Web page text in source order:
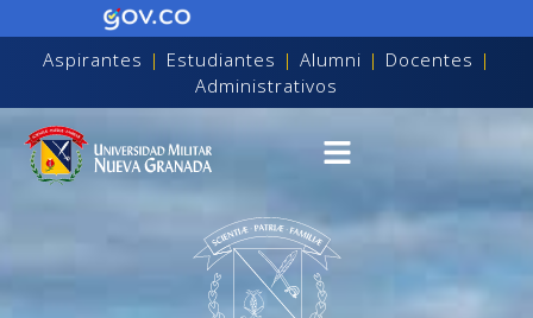
Aspirantes | Estudiantes | Alumni | Docentes |
Administrativos